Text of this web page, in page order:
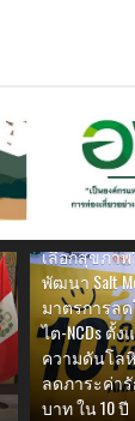
ไลฟ์สไตล์
เครือข่าย
ไตเรื้อรังไ
เดินหน้าขับ
เลือกสุขภา
พัฒนา Salt
มาตรการล
ไต-NCDs ตั้
ความดันโลหิ
ลดภาระค่ารั
บาท ใน 10 ปี